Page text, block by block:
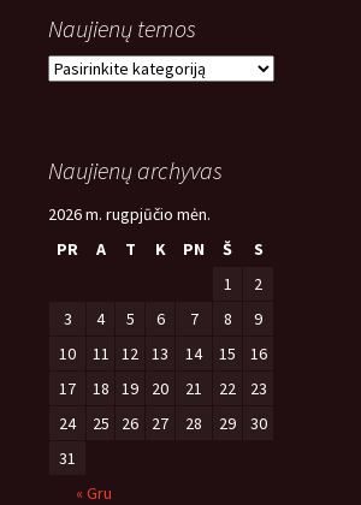
Naujienų temos
Naujienų
Naujienų archyvas
2026 m. rugpjūčio mėn.
PR
A T K PN Š
S
1
2
3
4 5 6 7 8
9
10
11 12 13 14 15
16
17
18 19 20 21 22
23
24
25 26 27 28 29
30
31
« Gru